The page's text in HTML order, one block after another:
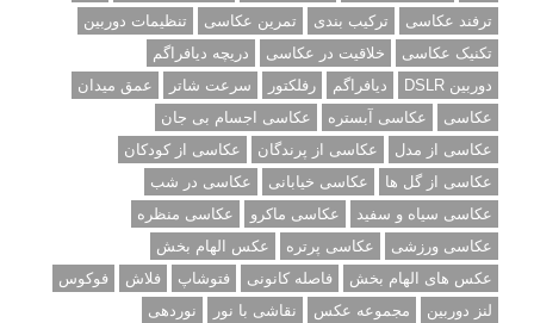
ترفند عکاسی
ترکیب بندی تمرین عکاسی
تنظیمات دوربین
تکنیک عکاسی
خلاقیت در عکاسی
دریچه دیافراگم
دوربین DSLR
دیافراگم رفلکتور سرعت شاتر
عمق میدان
عکاسی
عکاسی آبستره
عکاسی اجسام بی جان
عکاسی از مدل
عکاسی از پرندگان
عکاسی از کودکان
عکاسی از گل ها
عکاسی خیابانی
عکاسی در شب
عکاسی سیاه و سفید
عکاسی ماکرو
عکاسی منظره
عکاسی ورزشی
عکاسی پرتره
عکس الهام بخش
عکس های الهام بخش
فاصله کانونی فتوشاپ فلاش
فوکوس
لنز دوربین
مجموعه عکس نقاشی با نور
نوردهی